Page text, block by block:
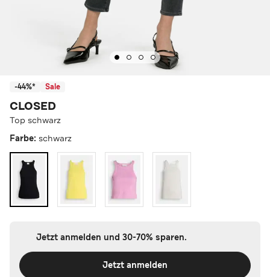
-44%* Sale
CLOSED
Top schwarz
Farbe: schwarz
Jetzt anmelden und 30-70% sparen.
Jetzt anmelden